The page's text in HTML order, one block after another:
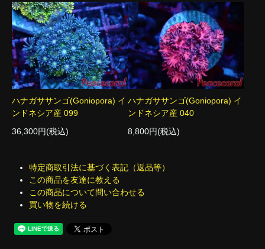
ハナガササンゴ(Goniopora) イ
ンドネシア産 099
36,300円(税込)
ハナガササンゴ(Goniopora) イ
ンドネシア産 040
8,800円(税込)
特定商取引法に基づく表記（返品等）
この商品を友達に教える
この商品について問い合わせる
買い物を続ける